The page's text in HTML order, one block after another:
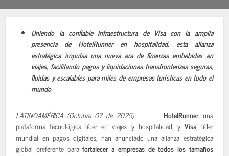
Uniendo la confiable infraestructura de Visa con la amplia
presencia de HotelRunner en hospitalidad, esta alianza
estratégica impulsa una nueva era de finanzas embebidas en
viajes, facilitando pagos y liquidaciones transfronterizas seguras,
fluidas y escalables para miles de empresas turísticas en todo el
mundo
LATINOAMÉRICA (Octubre 07 de 2025). HotelRunner, una
plataforma tecnológica líder en viajes y hospitalidad, y Visa, líder
mundial en pagos digitales, han anunciado una alianza estratégica
global preferente parafortalecer a empresas de todos los tamaños